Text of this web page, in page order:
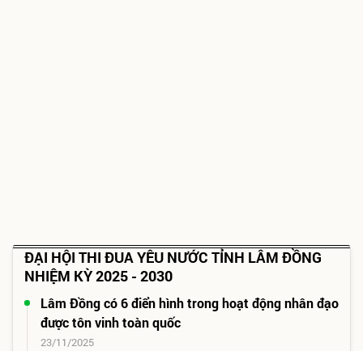
ĐẠI HỘI THI ĐUA YÊU NƯỚC TỈNH LÂM ĐỒNG
NHIỆM KỲ 2025 - 2030
Lâm Đồng có 6 điển hình trong hoạt động nhân đạo
được tôn vinh toàn quốc
23/11/2025